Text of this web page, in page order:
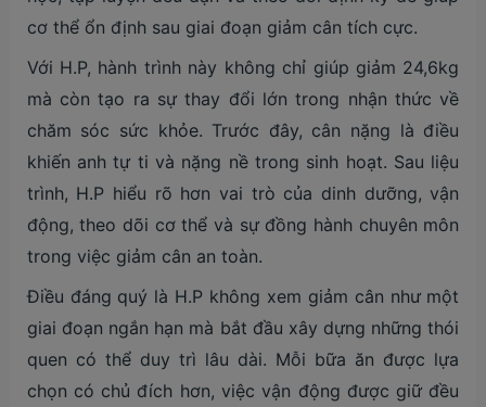
cơ thể ổn định sau giai đoạn giảm cân tích cực.
Với H.P, hành trình này không chỉ giúp giảm 24,6kg
mà còn tạo ra sự thay đổi lớn trong nhận thức về
chăm sóc sức khỏe. Trước đây, cân nặng là điều
khiến anh tự ti và nặng nề trong sinh hoạt. Sau liệu
trình, H.P hiểu rõ hơn vai trò của dinh dưỡng, vận
động, theo dõi cơ thể và sự đồng hành chuyên môn
trong việc giảm cân an toàn.
Điều đáng quý là H.P không xem giảm cân như một
giai đoạn ngắn hạn mà bắt đầu xây dựng những thói
quen có thể duy trì lâu dài. Mỗi bữa ăn được lựa
chọn có chủ đích hơn, việc vận động được giữ đều